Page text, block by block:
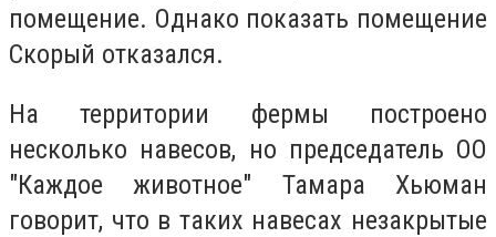
помещение. Однако показать помещение
Скорый отказался.
На территории фермы построено
несколько навесов, но председатель ОО
"Каждое животное" Тамара Хьюман
говорит, что в таких навесах незакрытые